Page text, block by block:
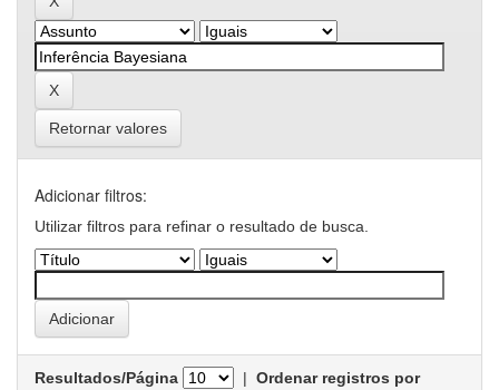
Retornar valores
Adicionar filtros:
Utilizar filtros para refinar o resultado de busca.
Resultados/Página | Ordenar registros por